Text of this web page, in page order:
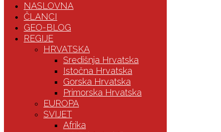
NASLOVNA
ČLANCI
GEO-BLOG
REGIJE
HRVATSKA
Središnja Hrvatska
Istočna Hrvatska
Gorska Hrvatska
Primorska Hrvatska
EUROPA
SVIJET
Afrika